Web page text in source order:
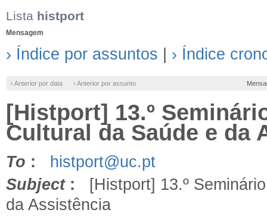
Lista histport
Mensagem
› Índice por assuntos › Índice
‹ Anterior por data ‹ Anterior por assunto
[Histport] 13.º
Cultural da Saúde e da
To :
histport@uc.pt
Subject: [Histport] 13.º
da Assistência